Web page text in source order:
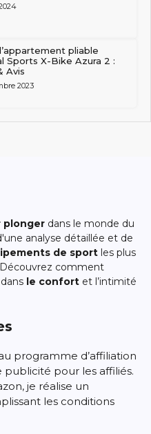
pliable
Sports X-Bike Azura 2 :
Avis
2023
plonger dans le monde du
analyse détaillée et de
de sport les plus
comment
le confort et l’intimité
programme d’affiliation
pour les affiliés.
je réalise un
les conditions